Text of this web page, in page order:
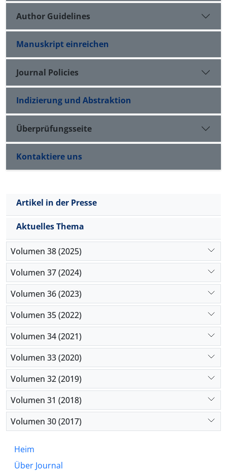
Author Guidelines
Manuskript einreichen
Journal Policies
Indizierung und Abstraktion
Überprüfungsseite
Kontaktiere uns
Artikel in der Presse
Aktuelles Thema
Volumen 38 (2025)
Volumen 37 (2024)
Volumen 36 (2023)
Volumen 35 (2022)
Volumen 34 (2021)
Volumen 33 (2020)
Volumen 32 (2019)
Volumen 31 (2018)
Volumen 30 (2017)
Heim
Über Journal